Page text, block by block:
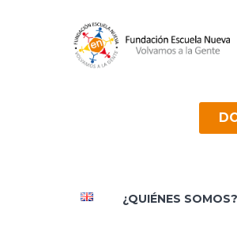
¿QUIÉNES SOMOS?